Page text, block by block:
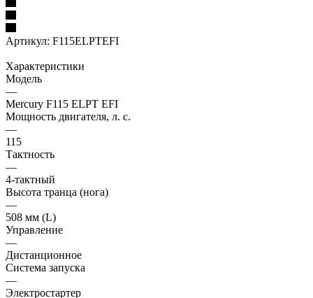
Артикул: F115ELPTEFI
Характеристики
Модель
—
Mercury F115 ELPT EFI
Мощность двигателя, л. с.
—
115
Тактность
—
4-тактный
Высота транца (нога)
—
508 мм (L)
Управление
—
Дистанционное
Система запуска
—
Электростартер